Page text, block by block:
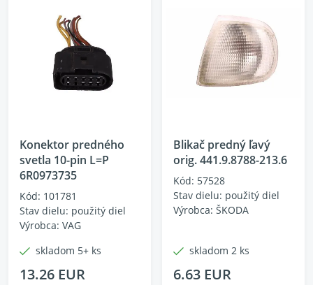
Konektor predného
svetla 10-pin L=P
6R0973735
Kód: 101781
Stav dielu: použitý diel
Výrobca: VAG
skladom 5+ ks
13.26 EUR
Blikač predný ľavý
orig. 441.9.8788-213.6
Kód: 57528
Stav dielu: použitý diel
Výrobca: ŠKODA
skladom 2 ks
6.63 EUR